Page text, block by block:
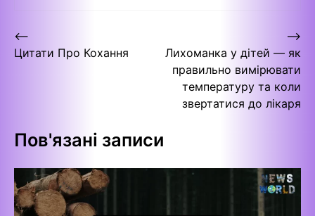
Навігація
записів
⟵
Цитати Про Кохання
Лихоманка у дітей — як
правильно вимірювати
температуру та коли
звертатися до лікаря
⟶
Пов'язані записи